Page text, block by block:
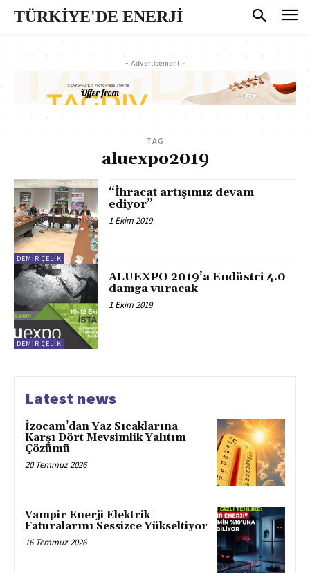
TÜRKİYE'DE ENERJİ
- Advertisement -
TAG
aluexpo2019
DEMİR ÇELİK
“İhracat artışımız devam
ediyor”
1 Ekim 2019
DEMİR ÇELİK
ALUEXPO 2019’a Endüstri 4.0
damga vuracak
1 Ekim 2019
Latest news
İzocam’dan Yaz Sıcaklarına
Karşı Dört Mevsimlik Yalıtım
Çözümü
20 Temmuz 2026
Vampir Enerji Elektrik
Faturalarını Sessizce Yükseltiyor
16 Temmuz 2026